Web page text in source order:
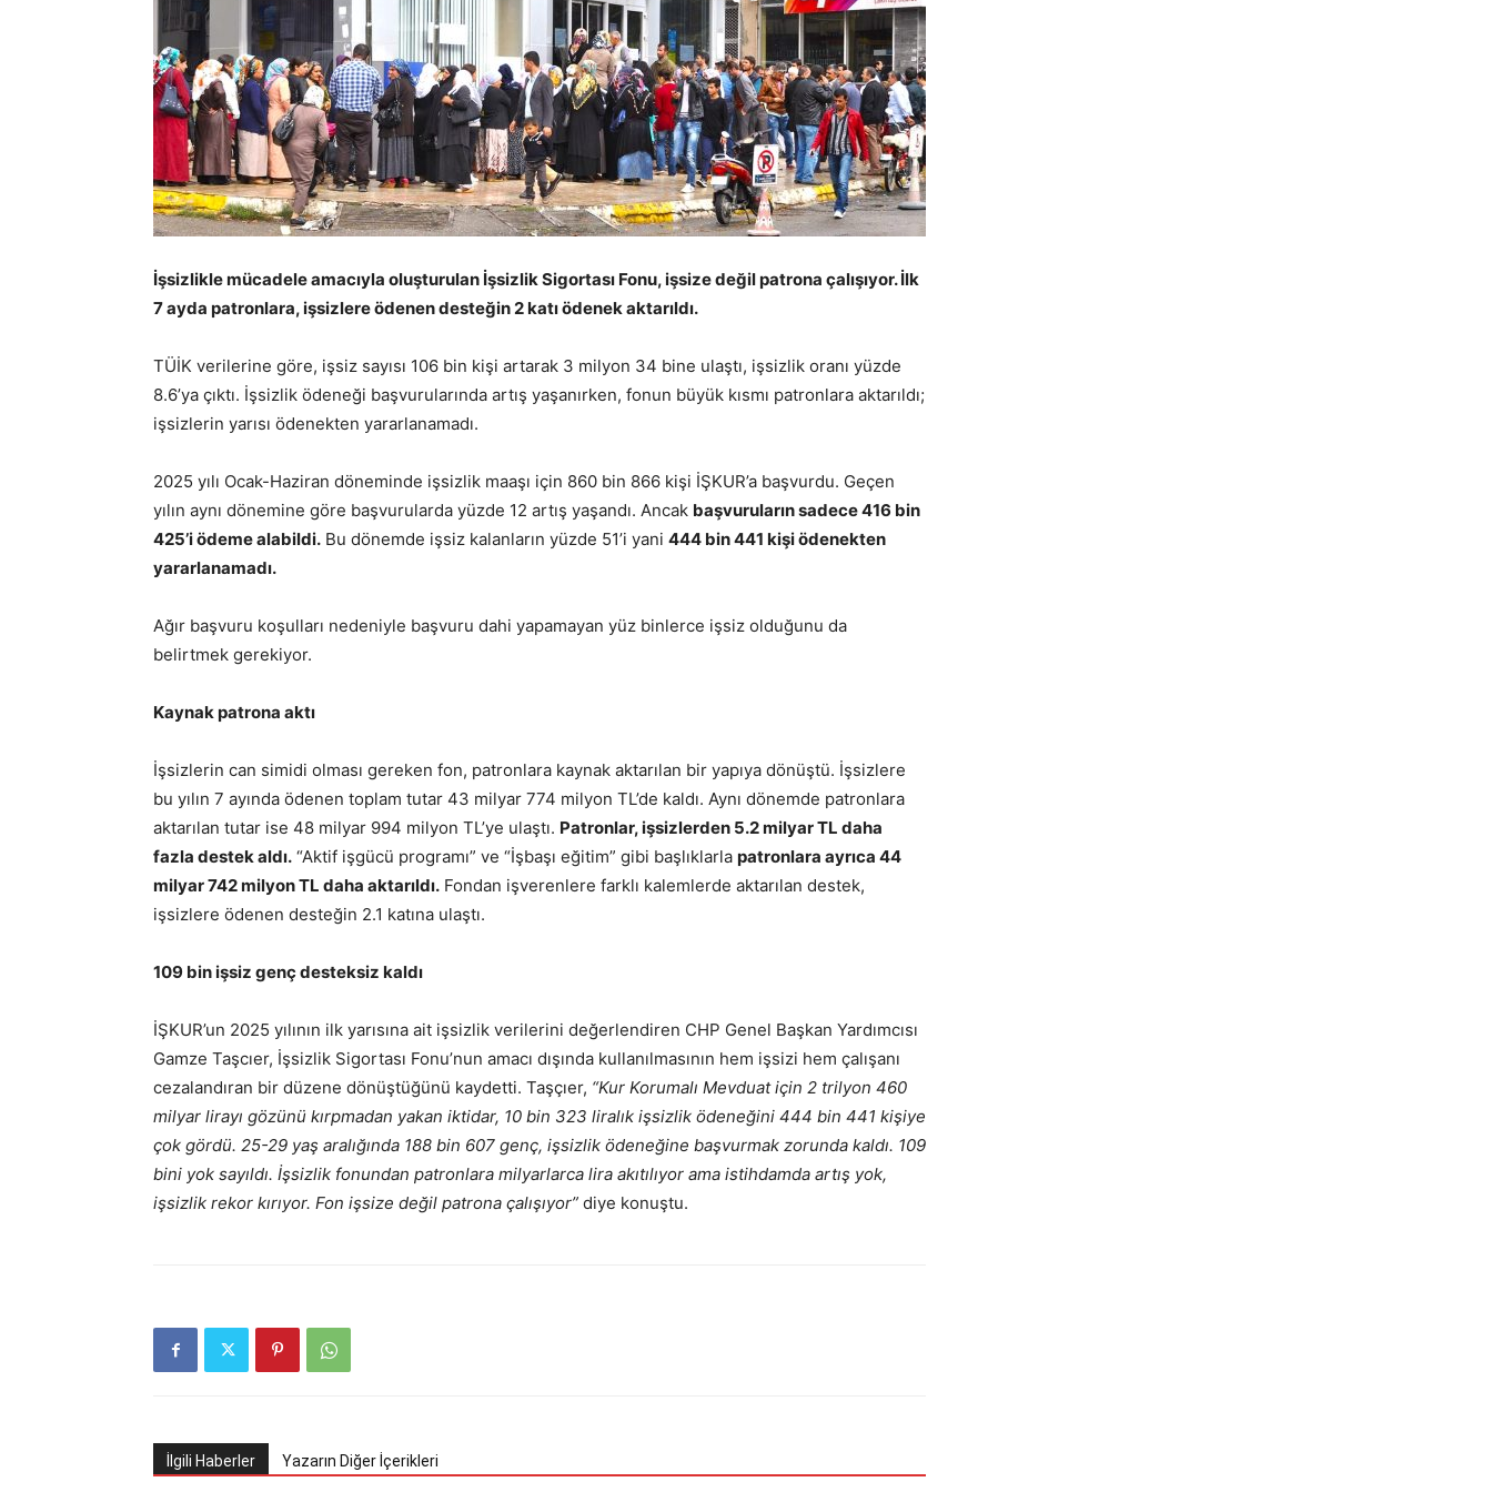
İşsizlikle mücadele amacıyla oluşturulan İşsizlik Sigortası Fonu, işsize değil patrona çalışıyor. İlk
7 ayda patronlara, işsizlere ödenen desteğin 2 katı ödenek aktarıldı.
TÜİK verilerine göre, işsiz sayısı 106 bin kişi artarak 3 milyon 34 bine ulaştı, işsizlik oranı yüzde
8.6’ya çıktı. İşsizlik ödeneği başvurularında artış yaşanırken, fonun büyük kısmı patronlara aktarıldı;
işsizlerin yarısı ödenekten yararlanamadı.
2025 yılı Ocak-Haziran döneminde işsizlik maaşı için 860 bin 866 kişi İŞKUR’a başvurdu. Geçen
yılın aynı dönemine göre başvurularda yüzde 12 artış yaşandı. Ancak başvuruların sadece 416 bin
425’i ödeme alabildi. Bu dönemde işsiz kalanların yüzde 51’i yani 444 bin 441 kişi ödenekten
yararlanamadı.
Ağır başvuru koşulları nedeniyle başvuru dahi yapamayan yüz binlerce işsiz olduğunu da
belirtmek gerekiyor.
Kaynak patrona aktı
İşsizlerin can simidi olması gereken fon, patronlara kaynak aktarılan bir yapıya dönüştü. İşsizlere
bu yılın 7 ayında ödenen toplam tutar 43 milyar 774 milyon TL’de kaldı. Aynı dönemde patronlara
aktarılan tutar ise 48 milyar 994 milyon TL’ye ulaştı. Patronlar, işsizlerden 5.2 milyar TL daha
fazla destek aldı. “Aktif işgücü programı” ve “İşbaşı eğitim” gibi başlıklarla patronlara ayrıca 44
milyar 742 milyon TL daha aktarıldı. Fondan işverenlere farklı kalemlerde aktarılan destek,
işsizlere ödenen desteğin 2.1 katına ulaştı.
109 bin işsiz genç desteksiz kaldı
İŞKUR’un 2025 yılının ilk yarısına ait işsizlik verilerini değerlendiren CHP Genel Başkan Yardımcısı
Gamze Taşcıer, İşsizlik Sigortası Fonu’nun amacı dışında kullanılmasının hem işsizi hem çalışanı
cezalandıran bir düzene dönüştüğünü kaydetti. Taşçıer, “Kur Korumalı Mevduat için 2 trilyon 460
milyar lirayı gözünü kırpmadan yakan iktidar, 10 bin 323 liralık işsizlik ödeneğini 444 bin 441 kişiye
çok gördü. 25-29 yaş aralığında 188 bin 607 genç, işsizlik ödeneğine başvurmak zorunda kaldı. 109
bini yok sayıldı. İşsizlik fonundan patronlara milyarlarca lira akıtılıyor ama istihdamda artış yok,
işsizlik rekor kırıyor. Fon işsize değil patrona çalışıyor” diye konuştu.
İlgili Haberler Yazarın Diğer İçerikleri